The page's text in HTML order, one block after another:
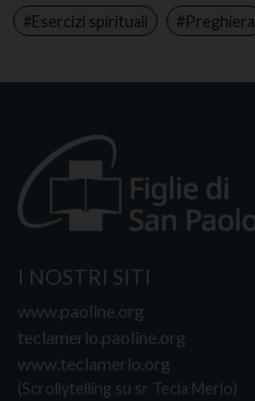
Esercizi spirituali Preghiera
I NOSTRI SITI
www.paoline.org
teclamerlo.paoline.org
www.teclamerlo.org
(Scrollytelling su sr Tecla Merlo)